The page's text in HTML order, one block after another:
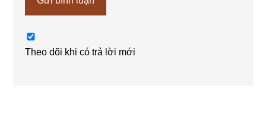
Theo dõi khi có trả lời mới